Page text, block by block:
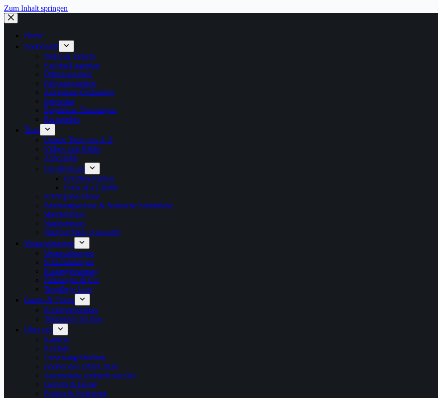
Zum Inhalt springen
Home
Zoobesuch
Preise & Tickets
Anfahrt/Lageplan
Öffnungszeiten
Fütterungszeiten
Adventure-Golfanlage
Spielplatz
Begehbare Tieranlagen
Barrierefrei
Tiere
Unsere Tiere von A-Z
Videos und Bilder
Africambo
Giraffenhaus
Giraffen-Fakten
Facts of a Giraffe
Schimpansenhaus
Blutbrustpaviane & Nubische Steinböcke
Mandrillhaus
Nashornhaus
Nachzuchten (Auswahl)
Veranstaltungen
Veranstaltungen
Schulführungen
Kindergeburtstag
Führungen & Co.
Tierpflege Live
Gastro & Feiern
Kindergeburtstag
Trauungen im Zoo
Über uns
Karriere
Kontakt
Forschung/Studium
Zootier des Jahres 2026
Artenschutz weltweit vor Ort
Gestern & Heute
Partner & Netzwerk